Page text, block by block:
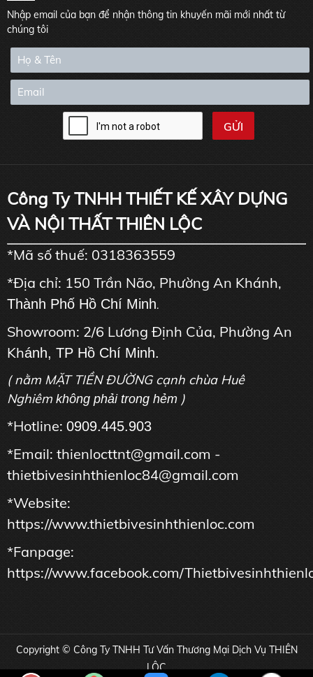
Nhập email của bạn để nhận thông tin khuyến mãi mới nhất từ
chúng tôi
Công Ty TNHH THIẾT KẾ XÂY DỰNG
VÀ NỘI THẤT THIÊN LỘC
*Mã số thuế: 0318363559
*Địa chỉ: 150 Trần Não, Phường An Khánh,
Thành Phố Hồ Chí Minh.
Showroom: 2/6 Lương Định Của, Phường An
Khánh, TP Hồ Chí Minh.
( nằm MẶT TIỀN ĐƯỜNG cạnh chùa Huê
Nghiêm không phải trong hẻm )
*Hotline: 0909.445.903
*Email: thienlocttnt@gmail.com -
thietbivesinhthienloc84@gmail.com
*Website:
https://www.thietbivesinhthienloc.com
*Fanpage:
https://www.facebook.com/
Copyright © Công Ty TNHH Tư Vấn Thương Mại Dịch Vụ THIÊN
LỘC